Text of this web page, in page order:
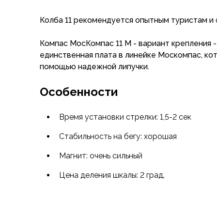
Беговые и спортивные
Пуховые куртки
Куртки с синтетическим утеплителем
Жилеты
Мембранные брюки
Брюки с синтетическим утеплителем
Беговые и спортивные
Термобелье
Термофутболки
Колба 11 рекомендуется опытным туристам
Компас МосКомпас 11 М - вариант крепления
единственная плата в линейке Москомпас,
помощью надежной липучки.
Особенности
Время установки стрелки: 1,5-2 сек
Стабильность на бегу: хорошая
Магнит: очень сильный
Цена деления шкалы: 2 град.